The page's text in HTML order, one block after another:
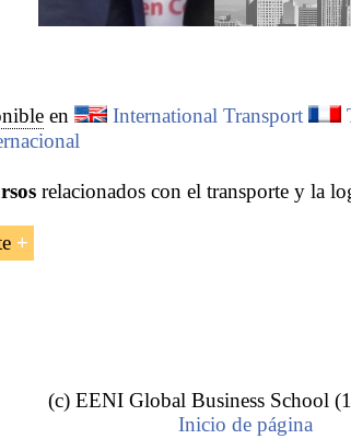
en International Transport
relacionados con el transporte y la
en África
(c) EENI Global Business School
Inicio de página